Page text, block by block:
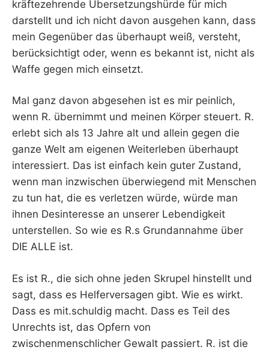
kräftezehrende Übersetzungshürde für mich
darstellt und ich nicht davon ausgehen kann, dass
mein Gegenüber das überhaupt weiß, versteht,
berücksichtigt oder, wenn es bekannt ist, nicht als
Waffe gegen mich einsetzt.
Mal ganz davon abgesehen ist es mir peinlich,
wenn R. übernimmt und meinen Körper steuert. R.
erlebt sich als 13 Jahre alt und allein gegen die
ganze Welt am eigenen Weiterleben überhaupt
interessiert. Das ist einfach kein guter Zustand,
wenn man inzwischen überwiegend mit Menschen
zu tun hat, die es verletzen würde, würde man
ihnen Desinteresse an unserer Lebendigkeit
unterstellen. So wie es R.s Grundannahme über
DIE ALLE ist.
Es ist R., die sich ohne jeden Skrupel hinstellt und
sagt, dass es Helferversagen gibt. Wie es wirkt.
Dass es mit.schuldig macht. Dass es Teil des
Unrechts ist, das Opfern von
zwischenmenschlicher Gewalt passiert. R. ist die